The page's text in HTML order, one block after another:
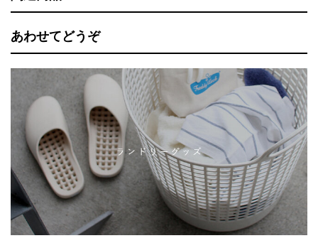
あわせてどうぞ